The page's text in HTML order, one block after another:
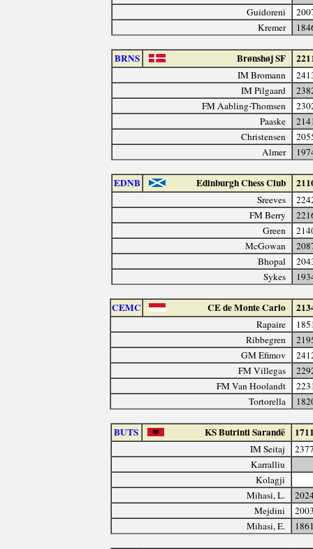
Guidoreni
Kremer
BRNS Brønshøj SF
IM Bromann
IM Pilgaard
FM Aabling-Thomsen
Paaske
Christensen
Almer
EDNB Edinburgh Chess Club
Sreeves
FM Berry
Green
McGowan
Bhopal
Sykes
CEMC CE de Monte Carlo
Rapaire
Ribbegren
GM Efimov
FM Villegas
FM Van Hoolandt
Tortorella
BUTS KS Butrinti Sarandë
IM Seitaj
Karralliu
Kolagji
Mihasi, L.
Mejdini
Mihasi, E.